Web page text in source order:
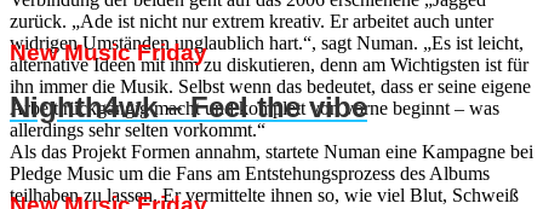
zurück. „Ade ist nicht nur extrem kreativ. Er arbeitet auch unter
widrigen Umständen unglaublich hart.“, sagt Numan. „Es ist leicht,
alternative Ideen mit ihm zu diskutieren, denn am Wichtigsten ist für
ihn immer die Musik. Selbst wenn das bedeutet, dass er seine eigene
Arbeit rückgängig macht und komplett von vorne beginnt – was
allerdings sehr selten vorkommt.“
Als das Projekt Formen annahm, startete Numan eine Kampagne bei
Pledge Music um die Fans am Entstehungsprozess des Albums
teilhaben zu lassen. Er vermittelte ihnen so, wie viel Blut, Schweiß
New Music Friday
Nighth4wk – Feel the vibe